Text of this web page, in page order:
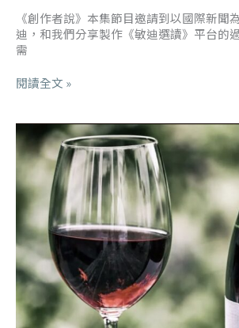
《創作者說》本集節目邀請到以國際新聞
迪，和我們分享製作《敏迪選讀》平台的
需
閱讀全文 »